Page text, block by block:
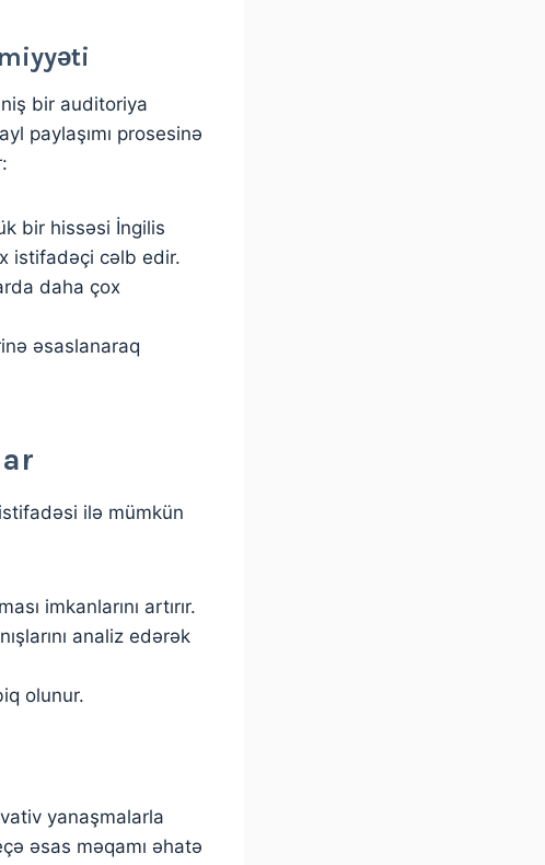
bir auditoriya
paylaşımı prosesinə
bir hissəsi İngilis
istifadəçi cəlb edir.
daha çox
əsaslanaraq
ilə mümkün
imkanlarını artırır.
analiz edərək
olunur.
yanaşmalarla
əsas məqamı əhatə